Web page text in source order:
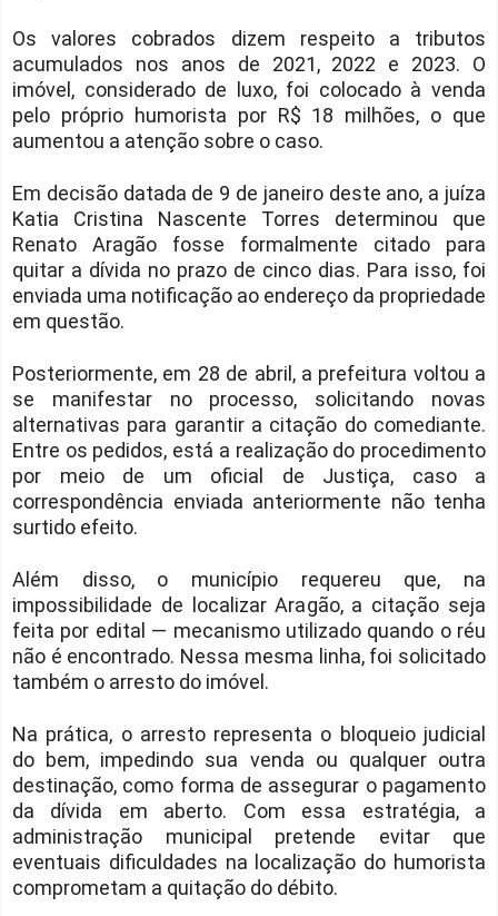
Os valores cobrados dizem respeito a tributos
acumulados nos anos de 2021, 2022 e 2023. O
imóvel, considerado de luxo, foi colocado à venda
pelo próprio humorista por R$ 18 milhões, o que
aumentou a atenção sobre o caso.
Em decisão datada de 9 de janeiro deste ano, a juíza
Katia Cristina Nascente Torres determinou que
Renato Aragão fosse formalmente citado para
quitar a dívida no prazo de cinco dias. Para isso, foi
enviada uma notificação ao endereço da propriedade
em questão.
Posteriormente, em 28 de abril, a prefeitura voltou a
se manifestar no processo, solicitando novas
alternativas para garantir a citação do comediante.
Entre os pedidos, está a realização do procedimento
por meio de um oficial de Justiça, caso a
correspondência enviada anteriormente não tenha
surtido efeito.
Além disso, o município requereu que, na
impossibilidade de localizar Aragão, a citação seja
feita por edital — mecanismo utilizado quando o réu
não é encontrado. Nessa mesma linha, foi solicitado
também o arresto do imóvel.
Na prática, o arresto representa o bloqueio judicial
do bem, impedindo sua venda ou qualquer outra
destinação, como forma de assegurar o pagamento
da dívida em aberto. Com essa estratégia, a
administração municipal pretende evitar que
eventuais dificuldades na localização do humorista
comprometam a quitação do débito.